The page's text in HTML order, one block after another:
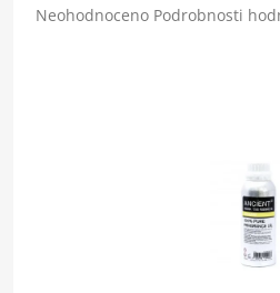
Průměrné
Neohodnoceno Podrobnosti